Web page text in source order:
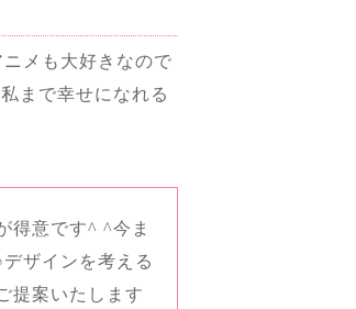
メも大好きなので
まで幸せになれる
得意です^ ^今ま
ザインを考える
提案いたします